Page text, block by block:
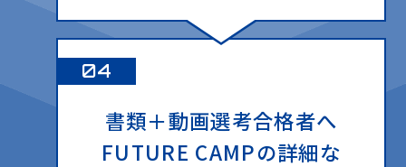
04
書類＋動画選考合格者へ
FUTURE CAMPの詳細な